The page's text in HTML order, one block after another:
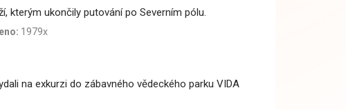
kterým ukončily putování po Severním pólu.
1979x
na exkurzi do zábavného vědeckého parku VIDA